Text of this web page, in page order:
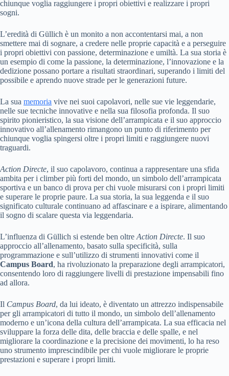
chiunque voglia raggiungere i propri obiettivi e realizzare i propri
sogni.
L’eredità di Güllich è un monito a non accontentarsi mai, a non
smettere mai di sognare, a credere nelle proprie capacità e a perseguire
i propri obiettivi con passione, determinazione e umiltà. La sua storia è
un esempio di come la passione, la determinazione, l’innovazione e la
dedizione possano portare a risultati straordinari, superando i limiti del
possibile e aprendo nuove strade per le generazioni future.
La sua memoria vive nei suoi capolavori, nelle sue vie leggendarie,
nelle sue tecniche innovative e nella sua filosofia profonda. Il suo
spirito pionieristico, la sua visione dell’arrampicata e il suo approccio
innovativo all’allenamento rimangono un punto di riferimento per
chiunque voglia spingersi oltre i propri limiti e raggiungere nuovi
traguardi.
Action Directe, il suo capolavoro, continua a rappresentare una sfida
ambita per i climber più forti del mondo, un simbolo dell’arrampicata
sportiva e un banco di prova per chi vuole misurarsi con i propri limiti
e superare le proprie paure. La sua storia, la sua leggenda e il suo
significato culturale continuano ad affascinare e a ispirare, alimentando
il sogno di scalare questa via leggendaria.
L’influenza di Güllich si estende ben oltre Action Directe. Il suo
approccio all’allenamento, basato sulla specificità, sulla
programmazione e sull’utilizzo di strumenti innovativi come il
Campus Board, ha rivoluzionato la preparazione degli arrampicatori,
consentendo loro di raggiungere livelli di prestazione impensabili fino
ad allora.
Il Campus Board, da lui ideato, è diventato un attrezzo indispensabile
per gli arrampicatori di tutto il mondo, un simbolo dell’allenamento
moderno e un’icona della cultura dell’arrampicata. La sua efficacia nel
sviluppare la forza delle dita, delle braccia e delle spalle, e nel
migliorare la coordinazione e la precisione dei movimenti, lo ha reso
uno strumento imprescindibile per chi vuole migliorare le proprie
prestazioni e superare i propri limiti.